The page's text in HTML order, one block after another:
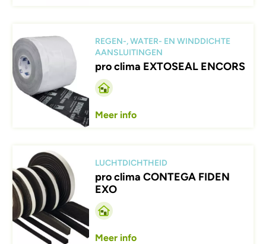
REGEN-, WATER- EN WINDDICHTE
AANSLUITINGEN
pro clima EXTOSEAL ENCORS
Meer info
Afbeelding
LUCHTDICHTHEID
pro clima CONTEGA FIDEN
EXO
Meer info